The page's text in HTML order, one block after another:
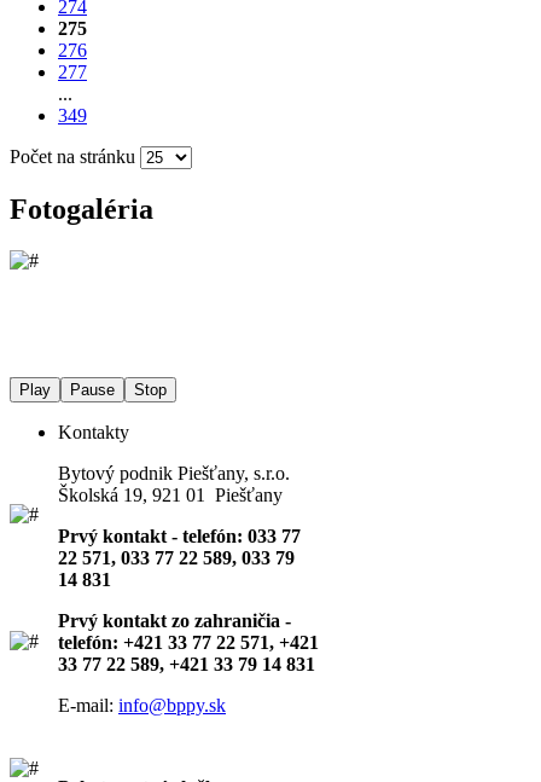
274
275
276
277
...
349
Počet na stránku
Fotogaléria
Play Pause Stop
Kontakty
Bytový podnik Piešťany, s.r.o.
Školská 19, 921 01 Piešťany
Prvý kontakt - telefón: 033 77
22 571, 033 77 22 589, 033 79
14 831
Prvý kontakt zo zahraničia -
telefón: +421 33 77 22 571, +421
33 77 22 589, +421 33 79 14 831
E-mail: info@bppy.sk